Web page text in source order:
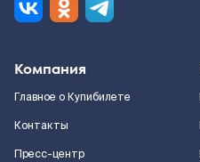
Компания
Главное о Купибилете
Контакты
Пресс-центр